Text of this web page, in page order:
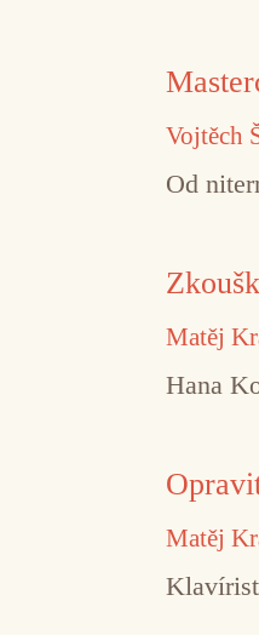
Vojtěch
Od
Matěj
Hana
Matěj